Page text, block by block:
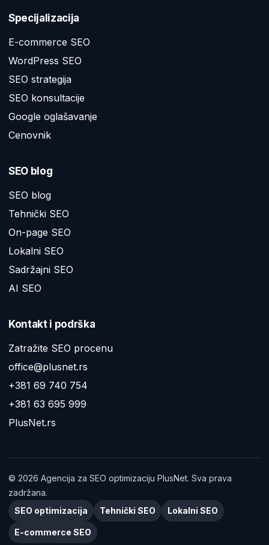
Specijalizacija
E-commerce SEO
WordPress SEO
SEO strategija
SEO konsultacije
Google oglašavanje
Cenovnik
SEO blog
SEO blog
Tehnički SEO
On-page SEO
Lokalni SEO
Sadržajni SEO
AI SEO
Kontakt i podrška
Zatražite SEO procenu
office@plusnet.rs
+381 69 740 754
+381 63 695 999
PlusNet.rs
© 2026 Agencija za SEO optimizaciju PlusNet. Sva prava
zadržana.
SEO optimizacija
Tehnički SEO Lokalni SEO
E-commerce SEO